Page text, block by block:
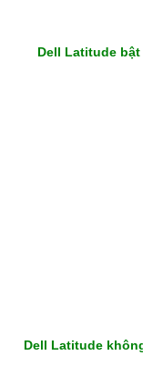
Dell Latitude
Dell Latitude